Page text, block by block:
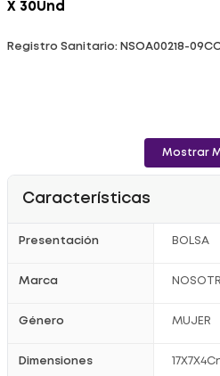
X 30Und
Registro Sanitario: NSOA00218-
Mostrar
Características
Presentación BOLSA
Marca
Género MUJER
Dimensiones